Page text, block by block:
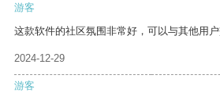
游客
这款软件的社区氛围非常好，可以与其他用户
2024-12-29
游客